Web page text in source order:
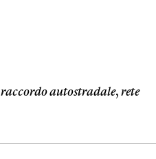
raccordo autostradale, rete